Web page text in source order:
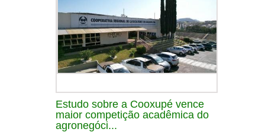
Estudo sobre a Cooxupé vence
maior competição acadêmica do
agronegóci...